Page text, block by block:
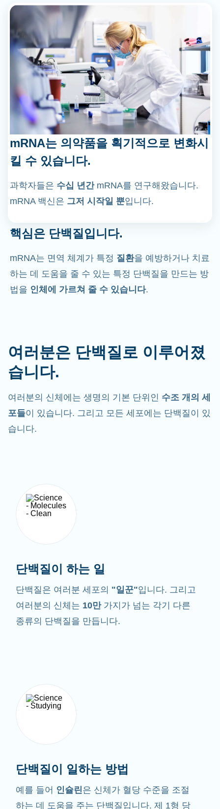
mRNA는 의약품을 획기적으로 변화시
킬 수 있습니다.
과학자들은 수십 년간 mRNA를 연구해왔습니다.
mRNA 백신은 그저 시작일 뿐입니다.
핵심은 단백질입니다.
mRNA는 면역 체계가 특정 질환을 예방하거나 치료
하는 데 도움을 줄 수 있는 특정 단백질을 만드는 방
법을 인체에 가르쳐 줄 수 있습니다.
여러분은 단백질로 이루어졌
습니다.
여러분의 신체에는 생명의 기본 단위인 수조 개의 세
포들이 있습니다. 그리고 모든 세포에는 단백질이 있
습니다.
단백질이 하는 일
단백질은 여러분 세포의 "일꾼"입니다. 그리고
여러분의 신체는 10만 가지가 넘는 각기 다른
종류의 단백질을 만듭니다.
단백질이 일하는 방법
예를 들어 인슐린은 신체가 혈당 수준을 조절
하는 데 도움을 주는 단백질입니다. 제 1형 당